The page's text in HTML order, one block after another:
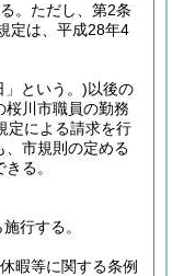
。 ただし、第2条
定は、平成28年4
」という。)以後の
桜川市職員の勤務
定による請求を行
、市規則の定める
る。
行する。
暇等に関する条例